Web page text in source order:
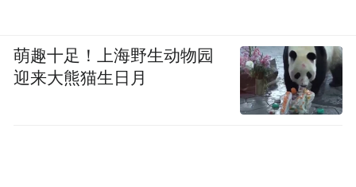
萌趣十足！上海野生动物园
迎来大熊猫生日月